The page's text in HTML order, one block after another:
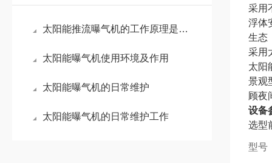
太阳能推流曝气机的工作原理是什么？
太阳能曝气机使用环境及作用
太阳能曝气机的日常维护
太阳能曝气机的日常维护工作
采用
浮体
生态
采用
太阳
景观
顾夜
设备
选型
型号